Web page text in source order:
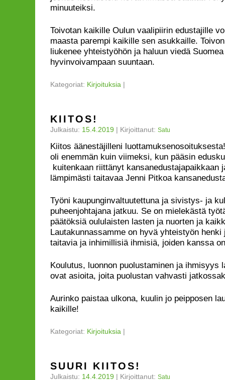
minuuteiksi.
Toivotan kaikille Oulun vaalipiirin edustajille
maasta parempi kaikille sen asukkaille.
liukenee yhteistyöhön ja haluun viedä
hyvinvoivampaan suuntaan.
Kategoriat: Kirjoituksia |
KIITOS!
Julkaistu: 15.4.2019 | Kirjoittanut: Satu
Kiitos äänestäjilleni
oli enemmän kuin viimeksi, kun pääsin
kuitenkaan riittänyt kansanedustajapaikkaan
lämpimästi taitavaa Jenni Pitkoa
Työni kaupunginvaltuutettuna ja sivistys- ja
puheenjohtajana jatkuu. Se on mielekästä
päätöksiä oululaisten lasten ja nuorten ja
Lautakunnassamme on hyvä yhteistyön henki
taitavia ja inhimillisiä ihmisiä, joiden kanssa
Koulutus, luonnon puolustaminen ja ihmisyys
ovat asioita, joita puolustan vahvasti
Aurinko paistaa ulkona, kuulin jo peipposen
kaikille!
Kategoriat: Kirjoituksia |
SUURI KIITOS!
Julkaistu: 14.4.2019 | Kirjoittanut: Satu